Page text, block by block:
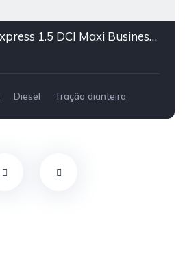
Renault Kangoo Express 1.5 DCI Maxi Business 95cv
Diesel Tração dianteira